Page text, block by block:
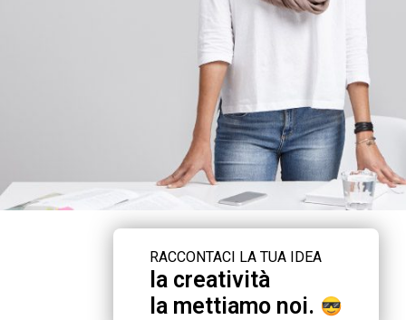
RACCONTACI LA TUA IDEA
la creatività
la mettiamo noi.